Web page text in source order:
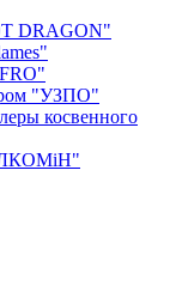
DRAGON"
"УЗПО"
косвенного